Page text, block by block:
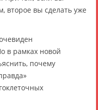
второе вы сделать уже
в рамках новой
почему